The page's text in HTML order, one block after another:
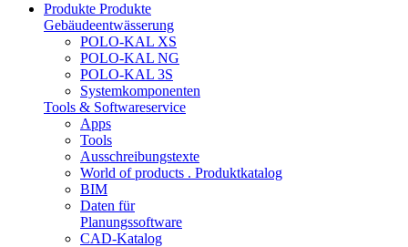
Produkte Produkte
Gebäudeentwässerung
POLO-KAL XS
POLO-KAL NG
POLO-KAL 3S
Systemkomponenten
Tools & Softwareservice
Apps
Tools
Ausschreibungstexte
World of products . Produktkatalog
BIM
Daten für
Planungssoftware
CAD-Katalog